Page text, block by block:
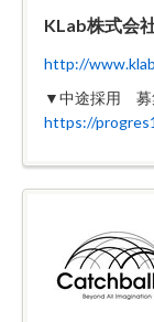
KLab株式会
http://
▼中途採用 募
https://